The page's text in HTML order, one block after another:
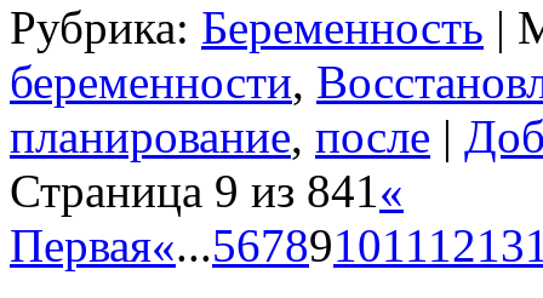
Рубрика: Беременность |
беременности,
планирование, после |
Страница 9 из 841«
Первая«...5678910111213